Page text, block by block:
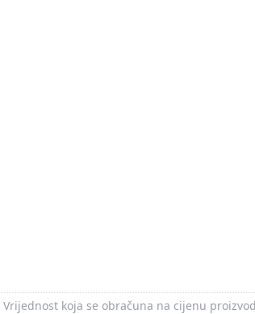
koja se obračuna na cijenu